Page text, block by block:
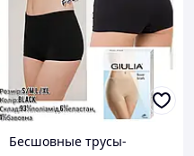
Бесшовные трусы-